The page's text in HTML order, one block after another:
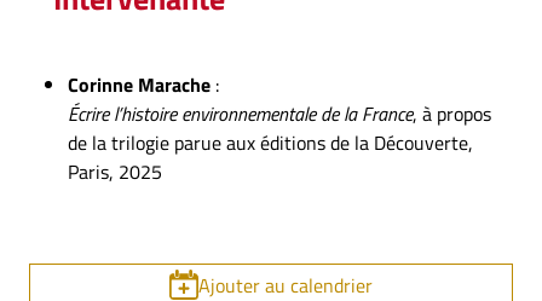
Corinne Marache :
Écrire l’histoire environnementale de la France, à propos
de la trilogie parue aux éditions de la Découverte,
Paris, 2025
Ajouter au calendrier